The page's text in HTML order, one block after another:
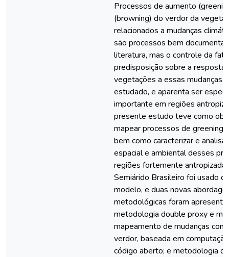
Processos de aumento
(browning) do verdor da
relacionados a mudanças
são processos bem
literatura, mas o controle da
predisposição sobre a resposta
vegetações a essas mudanças
estudado, e aparenta ser
importante em regiões
presente estudo teve como
mapear processos de greening
bem como caracterizar e
espacial e ambiental desses
regiões fortemente
Semiárido Brasileiro foi usado
modelo, e duas novas
metodológicas foram
metodologia double proxy e
mapeamento de mudanças
verdor, baseada em
código aberto; e metodologia